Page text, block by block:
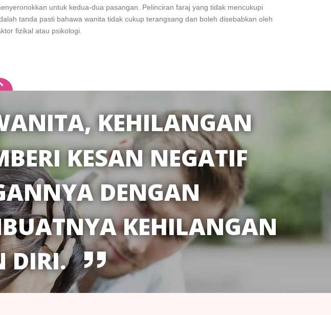
untuk kedua-dua pasangan. Pelinciran faraj yang tidak mencukupi
tanda pasti bahawa wanita tidak cukup terangsang dan boleh disebabkan oleh
fizikal atau psikologi.
KEHILANGAN
KESAN NEGATIF
DENGAN
KEHILANGAN
DIRI.